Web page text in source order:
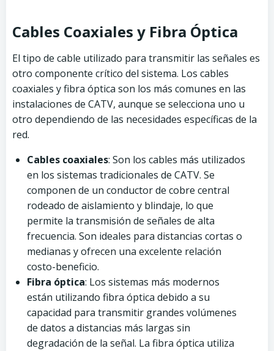
Cables Coaxiales y Fibra Óptica
El tipo de cable utilizado para transmitir las señales es
otro componente crítico del sistema. Los cables
coaxiales y fibra óptica son los más comunes en las
instalaciones de CATV, aunque se selecciona uno u
otro dependiendo de las necesidades específicas de la
red.
Cables coaxiales: Son los cables más utilizados
en los sistemas tradicionales de CATV. Se
componen de un conductor de cobre central
rodeado de aislamiento y blindaje, lo que
permite la transmisión de señales de alta
frecuencia. Son ideales para distancias cortas o
medianas y ofrecen una excelente relación
costo-beneficio.
Fibra óptica: Los sistemas más modernos
están utilizando fibra óptica debido a su
capacidad para transmitir grandes volúmenes
de datos a distancias más largas sin
degradación de la señal. La fibra óptica utiliza